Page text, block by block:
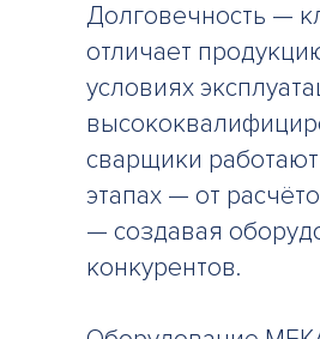
Долговечность —
отличает
условиях
сварщики
этапах — от
— создавая
конкурентов.